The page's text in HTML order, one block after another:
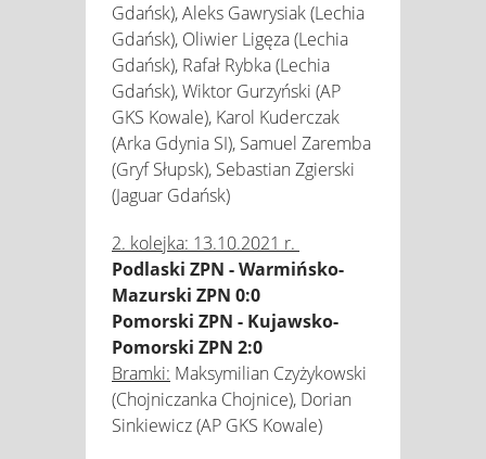
Gdańsk), Aleks Gawrysiak (Lechia
Gdańsk), Oliwier Ligęza (Lechia
Gdańsk), Rafał Rybka (Lechia
Gdańsk), Wiktor Gurzyński (AP
GKS Kowale), Karol Kuderczak
(Arka Gdynia SI), Samuel Zaremba
(Gryf Słupsk), Sebastian Zgierski
(Jaguar Gdańsk)
2. kolejka: 13.10.2021 r.
Podlaski ZPN - Warmińsko-
Mazurski ZPN 0:0
Pomorski ZPN - Kujawsko-
Pomorski ZPN 2:0
Bramki: Maksymilian Czyżykowski
(Chojniczanka Chojnice), Dorian
Sinkiewicz (AP GKS Kowale)